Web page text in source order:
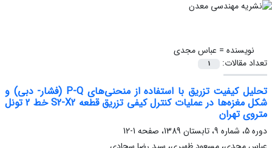
نویسنده = عباس مجدی
تعداد مقالات:
1
تحلیل کیفیت تزریق با استفاده از منحنی‌های P-Q (فشار- دبی) و
شکل مغزه‌ها در عملیات کنترل کیفی تزریق قطعه S2-X2 خط 2 تونل
متروی تهران
دوره 5، شماره 9، تابستان 1389، صفحه
1-12